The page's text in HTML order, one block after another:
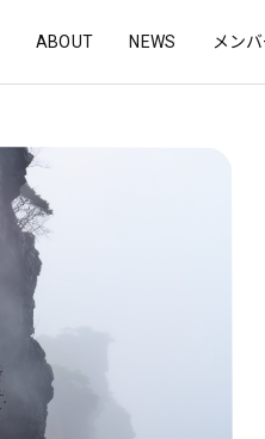
ABOUT NEWS メン